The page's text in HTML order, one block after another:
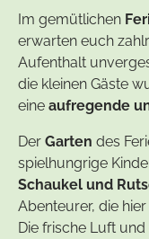
Im gemütlichen
erwarten euch
Aufenthalt
die kleinen Gäste
eine aufregende
Der Garten des
spielhungrige
Schaukel und
Abenteurer, die
Die frische Luft